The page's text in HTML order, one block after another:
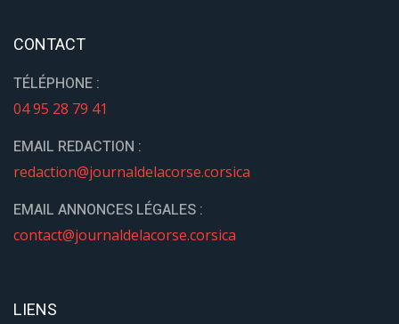
CONTACT
TÉLÉPHONE :
04 95 28 79 41
EMAIL REDACTION :
redaction@journaldelacorse.corsica
EMAIL ANNONCES LÉGALES :
contact@journaldelacorse.corsica
LIENS